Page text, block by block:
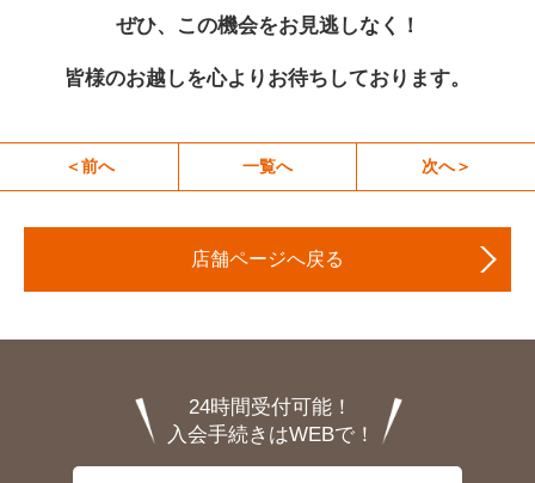
ぜひ、この機会をお見逃しなく！
皆様のお越しを心よりお待ちしております。
＜前へ 一覧へ 次へ＞
店舗ページへ戻る
24時間受付可能！
入会手続きはWEBで！